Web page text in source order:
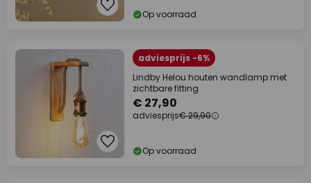
Op voorraad
adviesprijs -6%
Lindby Helou houten wandlamp met
zichtbare fitting
€ 27,90
adviesprijs€ 29,90
Op voorraad